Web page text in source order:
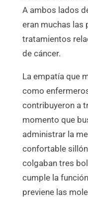
A ambos lados
eran muchas las
tratamientos
de cáncer.
La empatía que
como
contribuyeron a
momento que
administrar la
confortable
colgaban tres
cumple la
previene las